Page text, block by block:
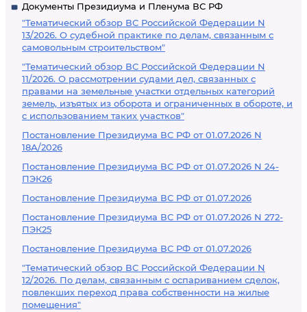
Документы Президиума и Пленума ВС РФ
"Тематический обзор ВС Российской Федерации N
13/2026. О судебной практике по делам, связанным с
самовольным строительством"
"Тематический обзор ВС Российской Федерации N
11/2026. О рассмотрении судами дел, связанных с
правами на земельные участки отдельных категорий
земель, изъятых из оборота и ограниченных в обороте, и
с использованием таких участков"
Постановление Президиума ВС РФ от 01.07.2026 N
18А/2026
Постановление Президиума ВС РФ от 01.07.2026 N 24-
ПЭК26
Постановление Президиума ВС РФ от 01.07.2026
Постановление Президиума ВС РФ от 01.07.2026 N 272-
ПЭК25
Постановление Президиума ВС РФ от 01.07.2026
"Тематический обзор ВС Российской Федерации N
12/2026. По делам, связанным с оспариванием сделок,
повлекших переход права собственности на жилые
помещения"